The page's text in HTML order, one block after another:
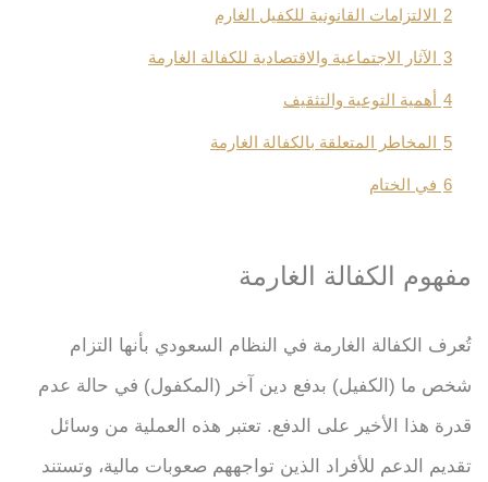
2 الالتزامات القانونية للكفيل الغارم
3 الآثار الاجتماعية والاقتصادية للكفالة الغارمة
4 أهمية التوعية والتثقيف
5 المخاطر المتعلقة بالكفالة الغارمة
6 في الختام
مفهوم الكفالة الغارمة
تُعرف الكفالة الغارمة في النظام السعودي بأنها التزام
شخص ما (الكفيل) بدفع دين آخر (المكفول) في حالة عدم
قدرة هذا الأخير على الدفع. تعتبر هذه العملية من وسائل
تقديم الدعم للأفراد الذين تواجههم صعوبات مالية، وتستند